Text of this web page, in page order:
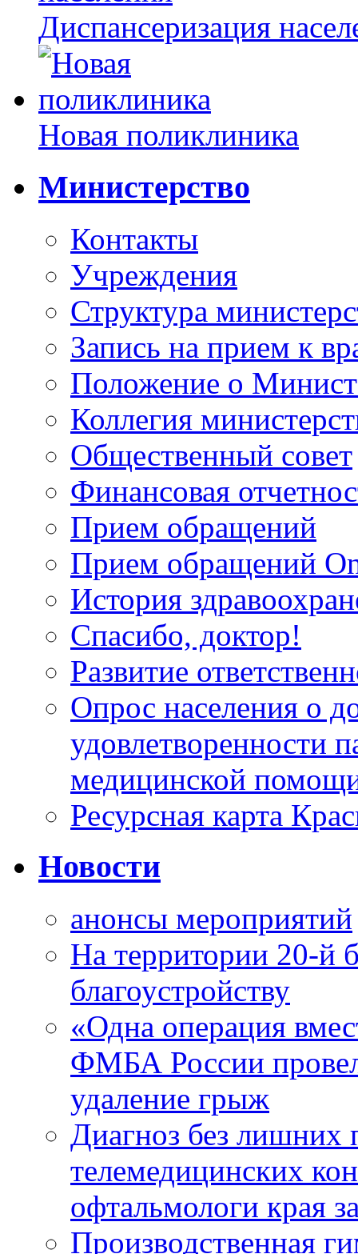
Диспансеризация
Новая поликлиника
Министерство
Контакты
Учреждения
Структура
Запись на прием к
Положение о
Коллегия
Общественный совет
Финансовая
Прием обращений
Прием обращений
История
Спасибо, доктор!
Развитие
Опрос населения о
удовлетворенности
медицинской
Ресурсная карта
Новости
анонсы мероприятий
На территории 20-й
благоустройству
«Одна операция
ФМБА России
удаление грыж
Диагноз без лишних
телемедицинских
офтальмологи края
Производственная